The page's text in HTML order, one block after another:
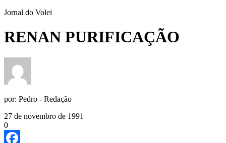
Jornal do Volei
RENAN PURIFICAÇÃO
por: Pedro - Redação
27 de novembro de 1991
0